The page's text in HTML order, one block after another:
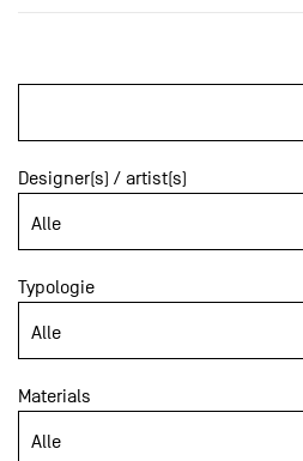
Designer(s) / artist(s)
Typologie
Materials